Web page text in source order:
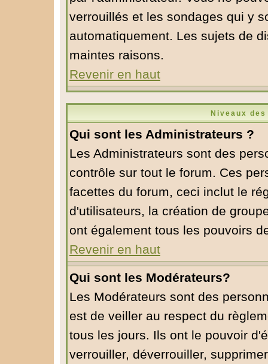
verrouillés et les sondages qui y
automatiquement. Les sujets de
maintes raisons.
Revenir en haut
Niveaux
Qui sont les Administrateurs ?
Les Administrateurs sont des
contrôle sur tout le forum. Ces
facettes du forum, ceci inclut le
d'utilisateurs, la création de
ont également tous les pouvoirs
Revenir en haut
Qui sont les Modérateurs?
Les Modérateurs sont des
est de veiller au respect du
tous les jours. Ils ont le pouvoir
verrouiller, déverrouiller,